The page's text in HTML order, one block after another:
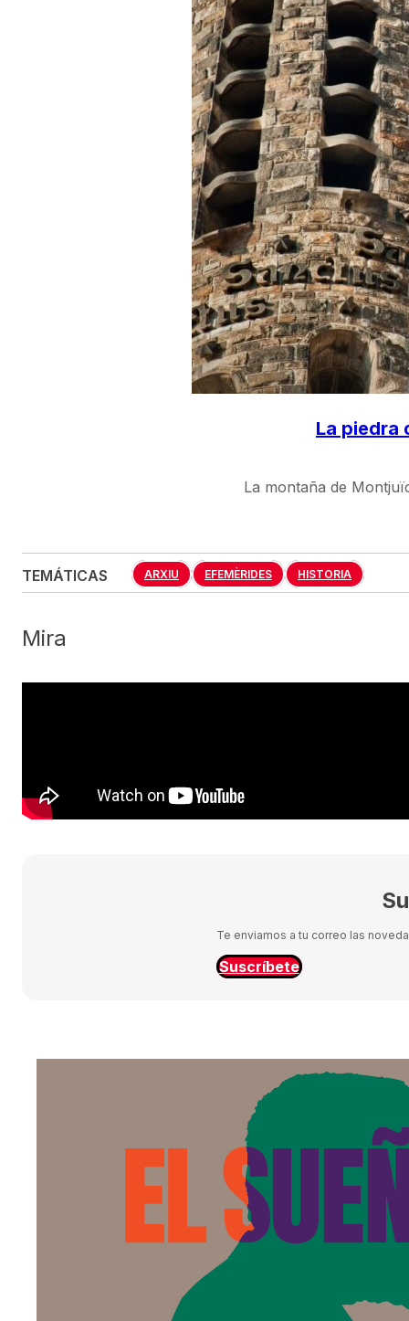
La piedra
La montaña de
TEMÁTICAS ARXIU EFEMÈRIDES HISTORIA
Mira
Te enviamos a tu correo las
Suscríbete